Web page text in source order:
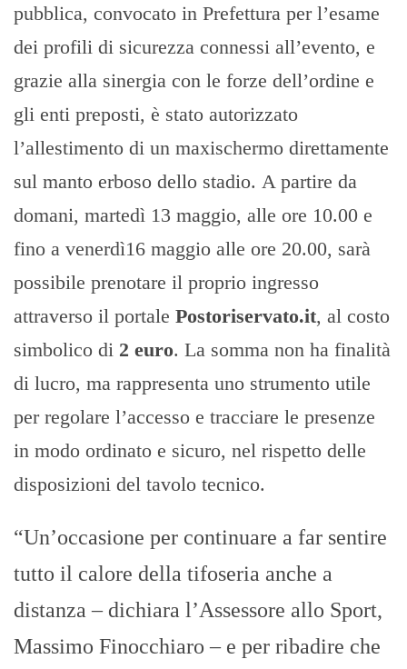
pubblica, convocato in Prefettura per l’esame
dei profili di sicurezza connessi all’evento, e
grazie alla sinergia con le forze dell’ordine e
gli enti preposti, è stato autorizzato
l’allestimento di un maxischermo direttamente
sul manto erboso dello stadio. A partire da
domani, martedì 13 maggio, alle ore 10.00 e
fino a venerdì16 maggio alle ore 20.00, sarà
possibile prenotare il proprio ingresso
attraverso il portale Postoriservato.it, al costo
simbolico di 2 euro. La somma non ha finalità
di lucro, ma rappresenta uno strumento utile
per regolare l’accesso e tracciare le presenze
in modo ordinato e sicuro, nel rispetto delle
disposizioni del tavolo tecnico.
“Un’occasione per continuare a far sentire
tutto il calore della tifoseria anche a
distanza – dichiara l’Assessore allo Sport,
Massimo Finocchiaro – e per ribadire che